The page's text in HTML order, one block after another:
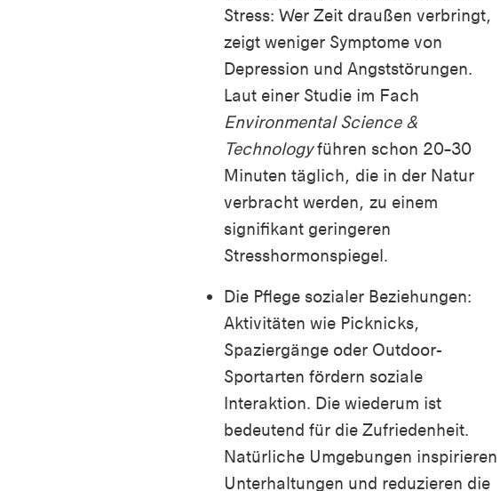
Stress: Wer Zeit draußen verbringt,
zeigt weniger Symptome von
Depression und Angststörungen.
Laut einer Studie im Fach
Environmental Science &
Technologyführen schon 20–30
Minuten täglich, die in der Natur
verbracht werden, zu einem
signifikant geringeren
Stresshormonspiegel.
Die Pflege sozialer Beziehungen:
Aktivitäten wie Picknicks,
Spaziergänge oder Outdoor-
Sportarten fördern soziale
Interaktion. Die wiederum ist
bedeutend für die Zufriedenheit.
Natürliche Umgebungen inspirieren
Unterhaltungen und reduzieren die